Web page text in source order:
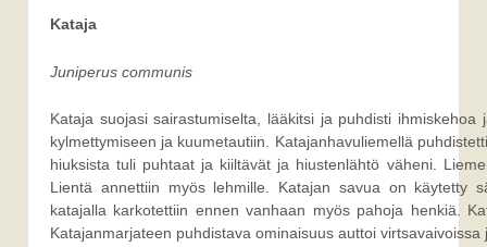
Kataja
Juniperus communis
Kataja suojasi sairastumiselta, lääkitsi ja puhdisti
kylmettymiseen ja kuumetautiin. Katajanhavuliemellä
hiuksista tuli puhtaat ja kiiltävät ja hiustenlähtö väheni.
Lientä annettiin myös lehmille. Katajan savua on käytetty
katajalla karkotettiin ennen vanhaan myös pahoja henkiä.
Katajanmarjateen puhdistava ominaisuus auttoi